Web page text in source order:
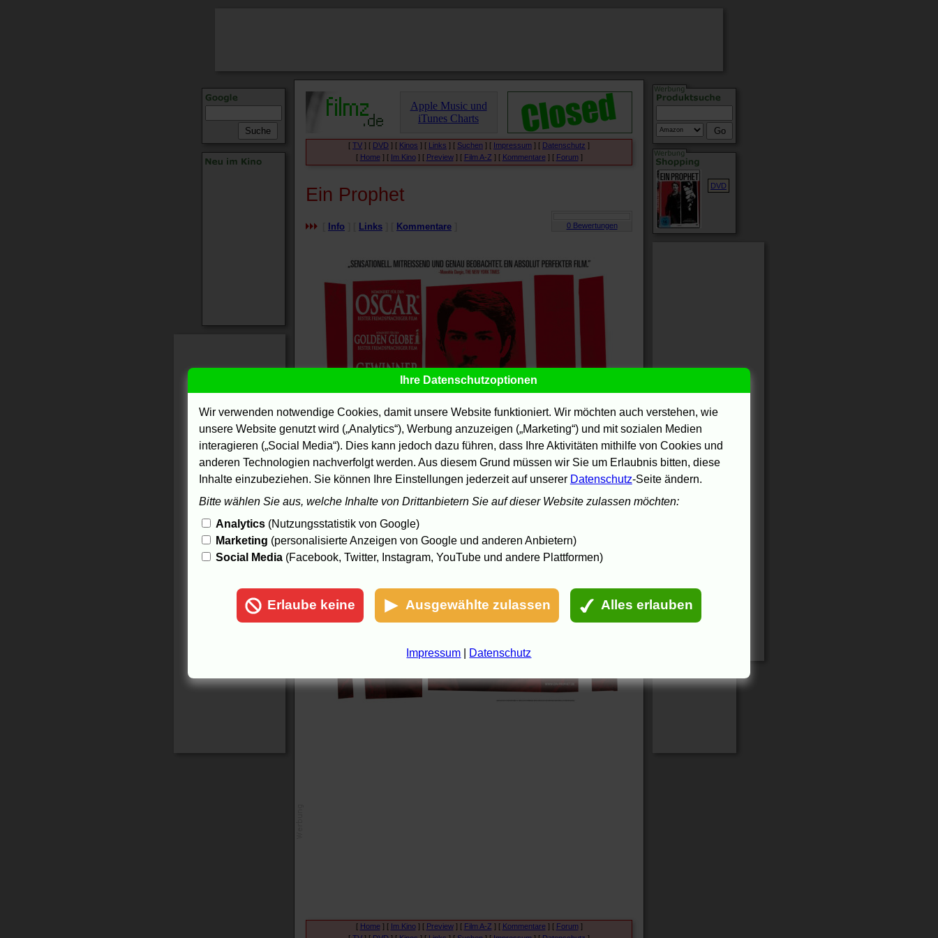
Apple Music und
iTunes Charts
[ TV ] [ DVD ] [ Kinos ] [ Links ] [ Suchen ] [ Impressum ] [ Datenschutz ]
[ Home] [ Im Kino] [ Preview] [ Film A-Z ] [ Kommentare] [ Forum]
Ein Prophet
Info Links Kommentare
[ Home] [ Im Kino] [ Preview] [ Film A-Z ] [ Kommentare] [ Forum]
Ihre Datenschutzoptionen
Wir verwenden notwendige Cookies, damit unsere Website funktioniert. Wir möchten auch verstehen, wie
unsere Website genutzt wird („Analytics“), Werbung anzuzeigen („Marketing“) und mit sozialen Medien
interagieren („Social Media“). Dies kann jedoch dazu führen, dass Ihre Aktivitäten mithilfe von Cookies und
anderen Technologien nachverfolgt werden. Aus diesem Grund müssen wir Sie um Erlaubnis bitten, diese
Inhalte einzubeziehen. Sie können Ihre Einstellungen jederzeit auf unserer Datenschutz-Seite ändern.
Bitte wählen Sie aus, welche Inhalte von Drittanbietern Sie auf dieser Website zulassen möchten:
Analytics(Nutzungsstatistik von Google)
Marketing (personalisierte Anzeigen von Google und anderen Anbietern)
Social Media(Facebook, Twitter, Instagram, YouTube und andere Plattformen)
Erlaube keine Ausgewählte zulassen Alles erlauben
Impressum Datenschutz